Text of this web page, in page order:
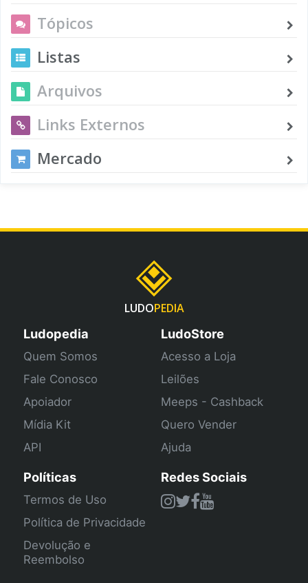
Tópicos
Listas
Arquivos
Links Externos
Mercado
LUDOPEDIA
Ludopedia
Quem Somos
Fale Conosco
Apoiador
Mídia Kit
API
LudoStore
Acesso a Loja
Leilões
Meeps - Cashback
Quero Vender
Ajuda
Políticas
Termos de Uso
Política de Privacidade
Devolução e
Reembolso
Redes Sociais